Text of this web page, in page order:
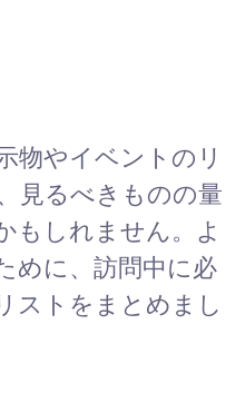
物やイベントのリ
見るべきものの量
もしれません。よ
めに、訪問中に必
ストをまとめまし